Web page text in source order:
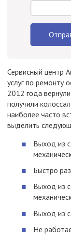
Сервисный центр
услуг по ремонту
2012 года
получили
наиболее часто
выделить
Выход из
Быстро
Выход из
Выход из
Не